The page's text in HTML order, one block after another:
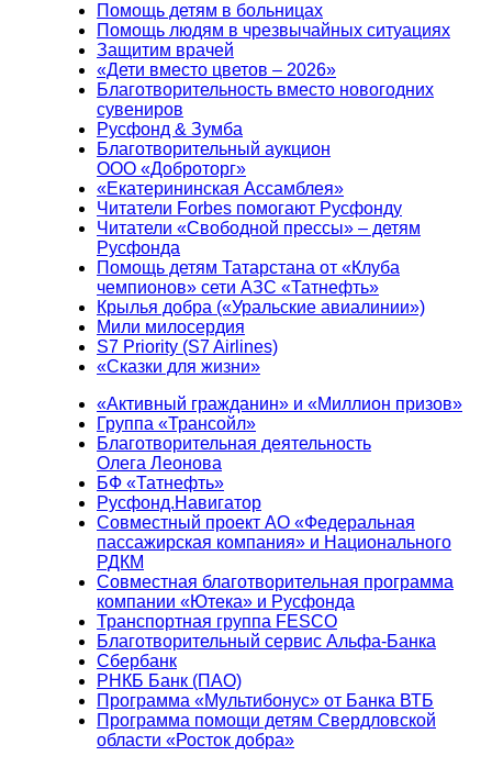
Помощь детям в больницах
Помощь людям в чрезвычайных ситуациях
Защитим врачей
«Дети вместо цветов – 2026»
Благотворительность вместо новогодних
сувениров
Русфонд & Зумба
Благотворительный аукцион
ООО «Доброторг»
«Екатерининская Ассамблея»
Читатели Forbes помогают Русфонду
Читатели «Свободной прессы» – детям
Русфонда
Помощь детям Татарстана от «Клуба
чемпионов» сети АЗС «Татнефть»
Крылья добра («Уральские авиалинии»)
Мили милосердия
S7 Priority (S7 Airlines)
«Сказки для жизни»
«Активный гражданин» и «Миллион призов»
Группа «Трансойл»
Благотворительная деятельность
Олега Леонова
БФ «Татнефть»
Русфонд.Навигатор
Совместный проект АО «Федеральная
пассажирская компания» и Национального
РДКМ
Совместная благотворительная программа
компании «Ютека» и Русфонда
Транспортная группа FESCO
Благотворительный сервис Альфа-Банка
Сбербанк
РНКБ Банк (ПАО)
Программа «Мультибонус» от Банка ВТБ
Программа помощи детям Свердловской
области «Росток добра»